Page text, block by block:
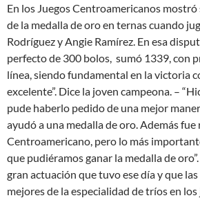
En los Juegos Centroamericanos mostró
de la medalla de oro en ternas cuando
Rodríguez y Angie Ramírez. En esa
perfecto de 300 bolos, sumó 1339, con
línea, siendo fundamental en la victoria
excelente”. Dice la joven campeona. –
pude haberlo pedido de una mejor
ayudó a una medalla de oro. Además fue
Centroamericano, pero lo más
que pudiéramos ganar la medalla de
gran actuación que tuvo ese día y que
mejores de la especialidad de tríos en los